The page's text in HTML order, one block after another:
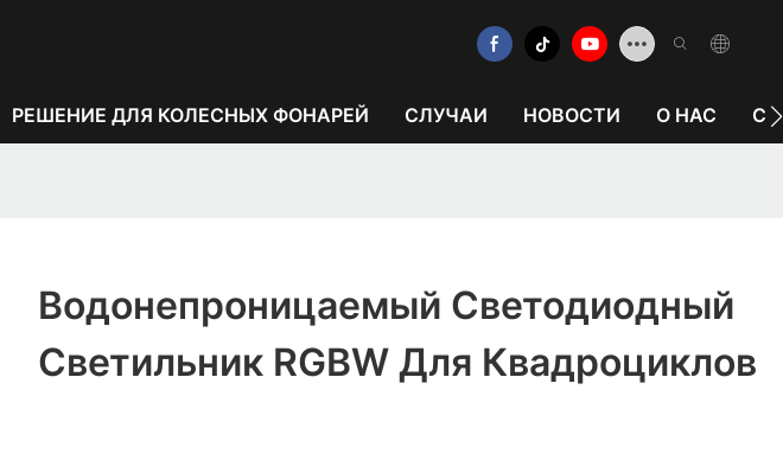
РЕШЕНИЕ ДЛЯ КОЛЕСНЫХ ФОНАРЕЙ СЛУЧАИ НОВОСТИ О НАС
Водонепроницаемый Светодиодный
Светильник RGBW Для Квадроциклов